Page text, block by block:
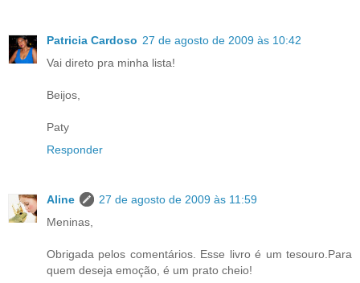
Patricia Cardoso 27 de agosto de 2009 às 10:42
Vai direto pra minha lista!
Beijos,
Paty
Responder
Aline
27 de agosto de 2009 às 11:59
Meninas,
Obrigada pelos comentários. Esse livro é um tesouro.Para
quem deseja emoção, é um prato cheio!